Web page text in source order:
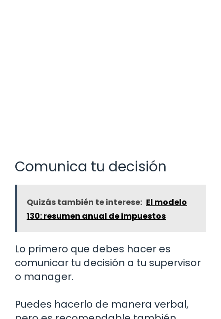
Comunica tu decisión
Quizás también te interese: El modelo
130: resumen anual de impuestos
Lo primero que debes hacer es
comunicar tu decisión a tu supervisor
o manager.
Puedes hacerlo de manera verbal,